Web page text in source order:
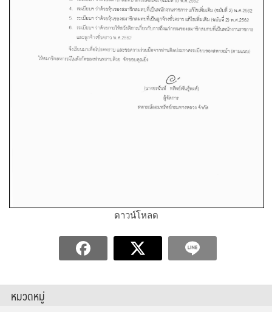
ดาวน์โหลด
หมวดหมู่